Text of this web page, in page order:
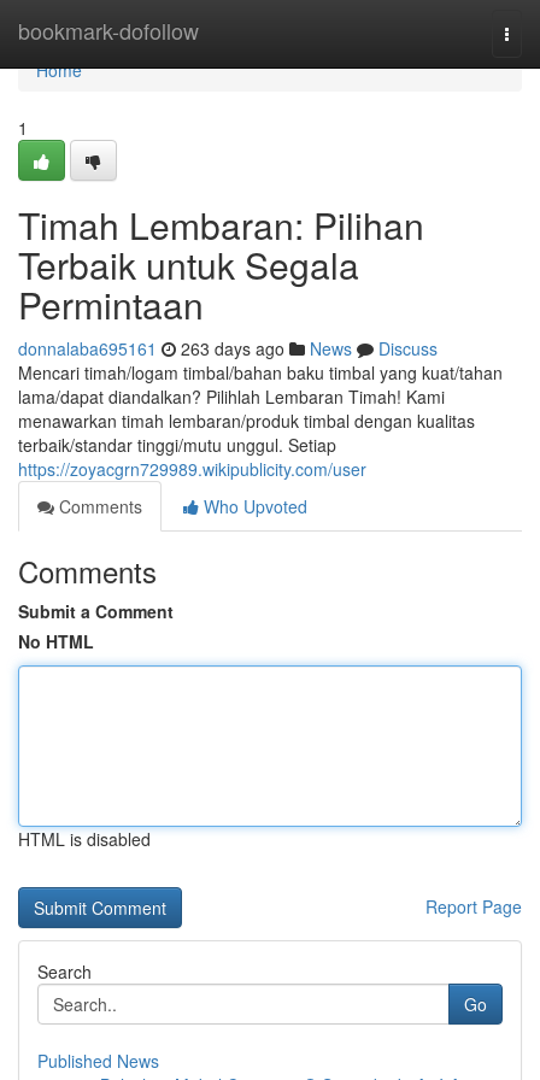
bookmark-dofollow
Home
Home
1
Timah Lembaran: Pilihan
Terbaik untuk Segala
Permintaan
donnalaba695161 263 days ago News
Discuss
Mencari timah/logam timbal/bahan baku timbal yang kuat/tahan
lama/dapat diandalkan? Pilihlah Lembaran Timah! Kami
menawarkan timah lembaran/produk timbal dengan kualitas
terbaik/standar tinggi/mutu unggul. Setiap
https://zoyacgrn729989.wikipublicity.com/user
Comments
Who Upvoted
Comments
Submit a Comment
No HTML
HTML is disabled
Report Page
Search
Go
Published News